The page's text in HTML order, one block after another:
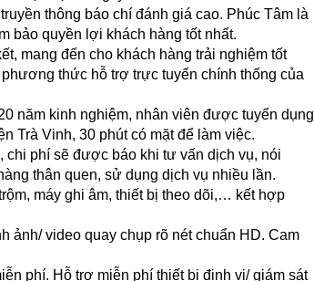
thông báo chí đánh giá cao. Phúc Tâm là
bảo quyền lợi khách hàng tốt nhất.
mang đến cho khách hàng trải nghiệm tốt
thức hỗ trợ trực tuyến chính thống của
năm kinh nghiệm, nhân viên được tuyển dụng
Trà Vinh, 30 phút có mặt để làm việc.
chi phí sẽ được báo khi tư vấn dịch vụ, nói
thân quen, sử dụng dịch vụ nhiều lần.
máy ghi âm, thiết bị theo dõi,… kết hợp
ảnh/ video quay chụp rõ nét chuẩn HD. Cam
phí. Hỗ trợ miễn phí thiết bị định vị/ giám sát